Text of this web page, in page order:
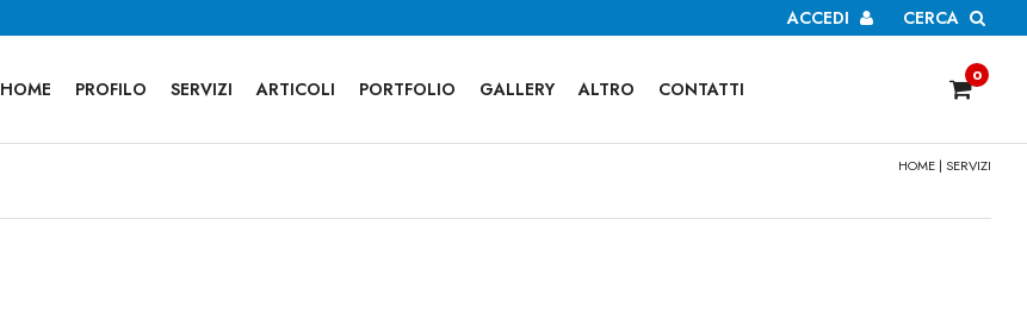
CERCA
ACCEDI
HOME PROFILO SERVIZI ARTICOLI PORTFOLIO GALLERY ALTRO CONTATTI
0
HOME | SERVIZI